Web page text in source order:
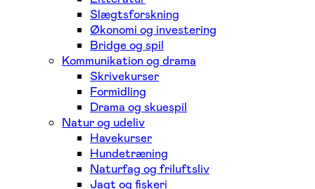
Slægtsforskning
Økonomi og investering
Bridge og spil
Kommunikation og drama
Skrivekurser
Formidling
Drama og skuespil
Natur og udeliv
Havekurser
Hundetræning
Naturfag og friluftsliv
Jagt og fiskeri